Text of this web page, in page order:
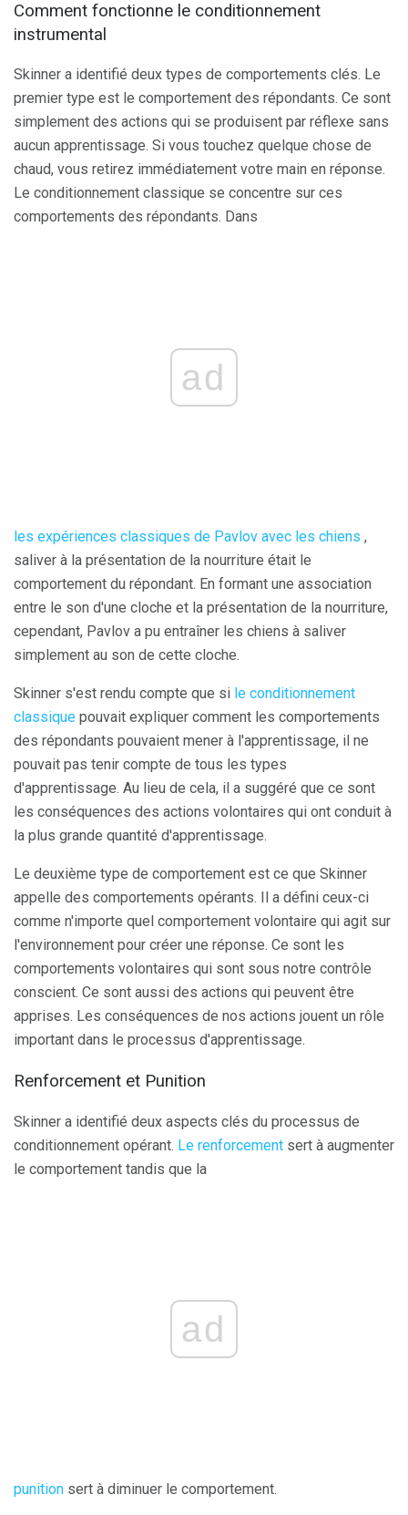
Comment fonctionne le conditionnement
instrumental
Skinner a identifié deux types de comportements clés. Le
premier type est le comportement des répondants. Ce sont
simplement des actions qui se produisent par réflexe sans
aucun apprentissage. Si vous touchez quelque chose de
chaud, vous retirez immédiatement votre main en réponse.
Le conditionnement classique se concentre sur ces
comportements des répondants. Dans
ad
les expériences classiques de Pavlov avec les chiens ,
saliver à la présentation de la nourriture était le
comportement du répondant. En formant une association
entre le son d'une cloche et la présentation de la nourriture,
cependant, Pavlov a pu entraîner les chiens à saliver
simplement au son de cette cloche.
Skinner s'est rendu compte que si le conditionnement
classique pouvait expliquer comment les comportements
des répondants pouvaient mener à l'apprentissage, il ne
pouvait pas tenir compte de tous les types
d'apprentissage. Au lieu de cela, il a suggéré que ce sont
les conséquences des actions volontaires qui ont conduit à
la plus grande quantité d'apprentissage.
Le deuxième type de comportement est ce que Skinner
appelle des comportements opérants. Il a défini ceux-ci
comme n'importe quel comportement volontaire qui agit sur
l'environnement pour créer une réponse. Ce sont les
comportements volontaires qui sont sous notre contrôle
conscient. Ce sont aussi des actions qui peuvent être
apprises. Les conséquences de nos actions jouent un rôle
important dans le processus d'apprentissage.
Renforcement et Punition
Skinner a identifié deux aspects clés du processus de
conditionnement opérant. Le renforcement sert à augmenter
le comportement tandis que la
ad
punition sert à diminuer le comportement.